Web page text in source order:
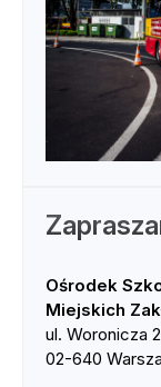
Ośrodek
Miejskich
ul. Woronicza
02-640